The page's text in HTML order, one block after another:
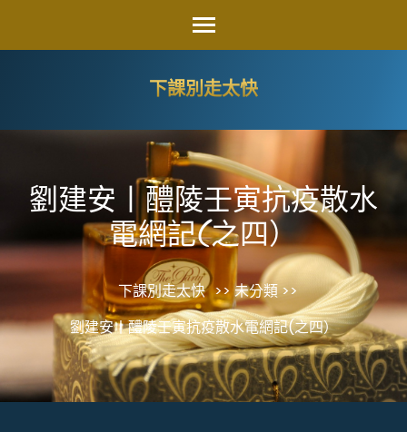
下課別走太快
劉建安丨醴陵壬寅抗疫散水
電網記(之四）
下課別走太快 >> 未分類 >>
劉建安丨醴陵壬寅抗疫散水電網記(之四）